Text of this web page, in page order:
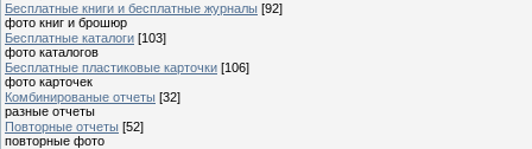
Бесплатные книги и бесплатные журналы [92]
фото книг и брошюр
Бесплатные каталоги [103]
фото каталогов
Бесплатные пластиковые карточки [106]
фото карточек
Комбинированые отчеты [32]
разные отчеты
Повторные отчеты [52]
повторные фото